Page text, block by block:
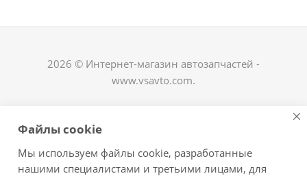
2026 © Интернет-магазин автозапчастей -
www.vsavto.com.
+7 (8482) 622-122 avtovs@yandex.ru
Файлы cookie
Мы используем файлы cookie, разработанные
нашими специалистами и третьими лицами, для